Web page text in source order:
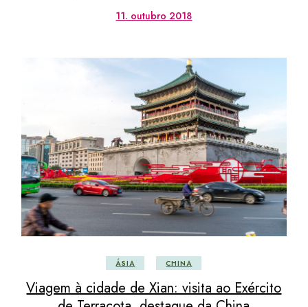
11. outubro 2018
ÁSIA CHINA
Viagem à cidade de Xian: visita ao Exército